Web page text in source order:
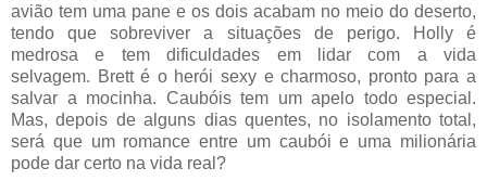
avião tem uma pane e os dois acabam no meio do deserto,
tendo que sobreviver a situações de perigo. Holly é
medrosa e tem dificuldades em lidar com a vida
selvagem. Brett é o herói sexy e charmoso, pronto para a
salvar a mocinha. Caubóis tem um apelo todo especial.
Mas, depois de alguns dias quentes, no isolamento total,
será que um romance entre um caubói e uma milionária
pode dar certo na vida real?